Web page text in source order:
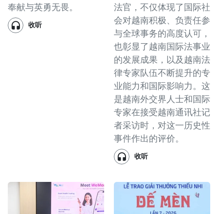
奉献与英勇无畏。
收听
法官，不仅体现了国际社
会对越南积极、负责任参
与全球事务的高度认可，
也彰显了越南国际法事业
的发展成果，以及越南法
律专家队伍不断提升的专
业能力和国际影响力。这
是越南外交界人士和国际
专家在接受越南通讯社记
者采访时，对这一历史性
事件作出的评价。
收听